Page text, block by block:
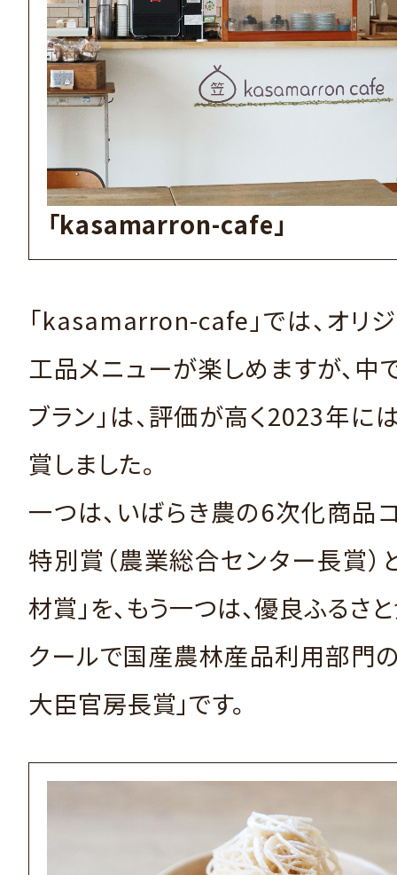
「kasamarron-cafe」
「kasamarron-cafe」では、オリ
工品メニューが楽しめますが、中
ブラン」は、評価が高く2023年に
賞しました。
一つは、いばらき農の6次化商品
特別賞（農業総合センター長賞）
材賞」を、もう一つは、優良ふるさ
クールで国産農林産品利用部門
大臣官房長賞」です。